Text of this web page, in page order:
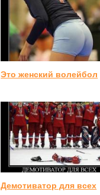
Это женский волейбол
Демотиватор для всех